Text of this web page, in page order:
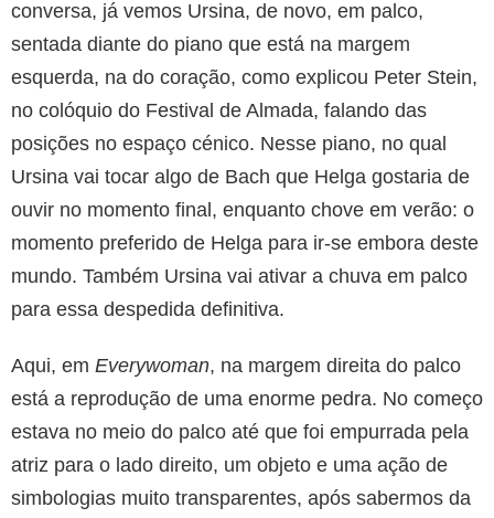
conversa, já vemos Ursina, de novo, em palco,
sentada diante do piano que está na margem
esquerda, na do coração, como explicou Peter Stein,
no colóquio do Festival de Almada, falando das
posições no espaço cénico. Nesse piano, no qual
Ursina vai tocar algo de Bach que Helga gostaria de
ouvir no momento final, enquanto chove em verão: o
momento preferido de Helga para ir-se embora deste
mundo. Também Ursina vai ativar a chuva em palco
para essa despedida definitiva.
Aqui, em Everywoman, na margem direita do palco
está a reprodução de uma enorme pedra. No começo
estava no meio do palco até que foi empurrada pela
atriz para o lado direito, um objeto e uma ação de
simbologias muito transparentes, após sabermos da